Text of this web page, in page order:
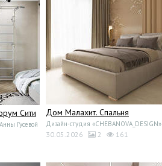
Сити
Гусевой
Дом Малахит. Спальня
Дизайн-студия «CHEBANOVA_DESIGN»
30.05.2026 2 161